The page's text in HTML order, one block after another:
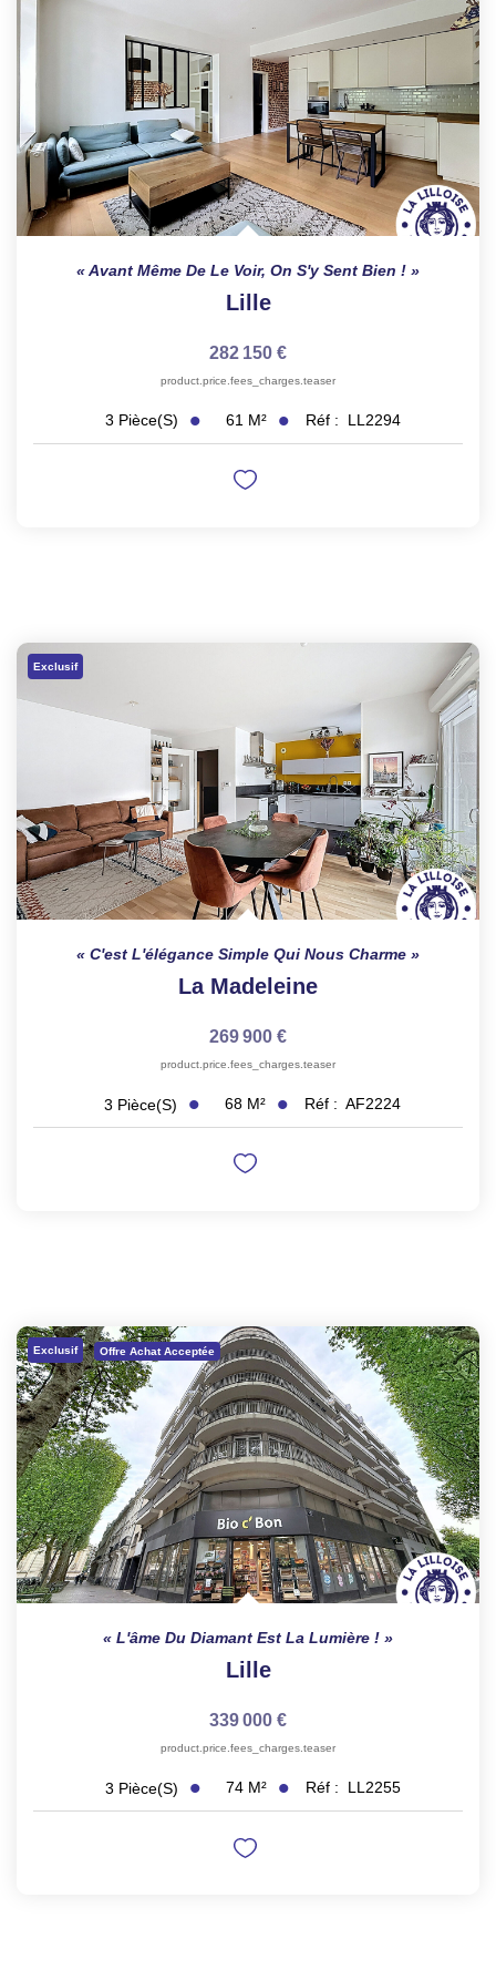
Avant Même De Le Voir, On S'y Sent Bien !
Lille
282 150 €
product.price.fees_charges.teaser
3 Pièce(s) 61 M² Réf : LL2294
Exclusif
C'est L'élégance Simple Qui Nous Charme
La Madeleine
269 900 €
product.price.fees_charges.teaser
3 Pièce(s) 68 M² Réf : AF2224
Exclusif Offre Achat Acceptée
L'âme Du Diamant Est La Lumière !
Lille
339 000 €
product.price.fees_charges.teaser
3 Pièce(s) 74 M² Réf : LL2255